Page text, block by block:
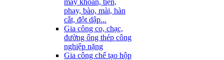
máy khoan, tiện,
phay, bào, mài, hàn
cắt, đột dập...
Gia công co, chạc,
đường ống thép công
nghiệp nặng
Gia công chế tạo hộp